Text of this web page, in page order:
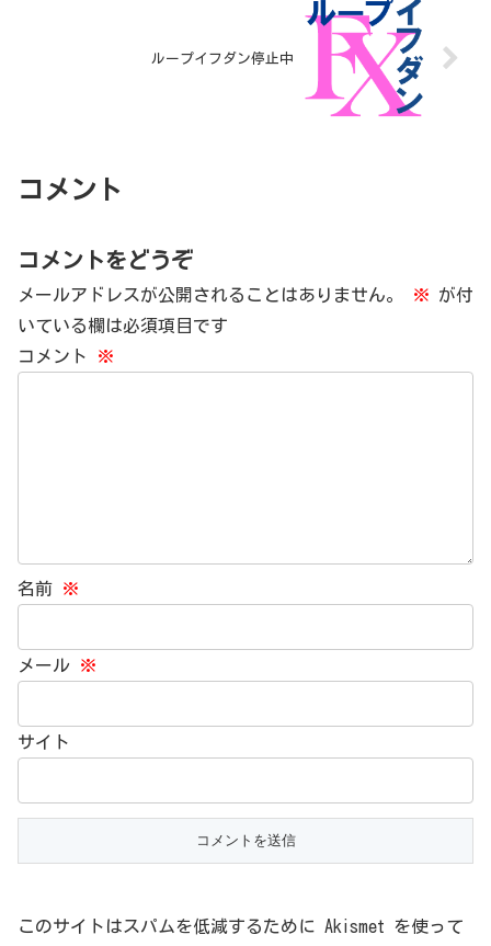
ループイフダン停止中
コメント
コメントをどうぞ
メールアドレスが公開されることはありません。 ※ が付
いている欄は必須項目です
コメント
※
名前 ※
メール ※
サイト
このサイトはスパムを低減するために Akismet を使って